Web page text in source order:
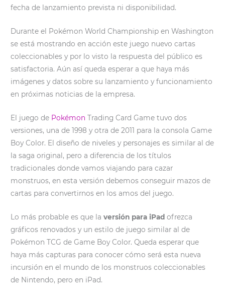
fecha de lanzamiento prevista ni disponibilidad.
Durante el Pokémon World Championship en Washington
se está mostrando en acción este juego nuevo cartas
coleccionables y por lo visto la respuesta del público es
satisfactoria. Aún así queda esperar a que haya más
imágenes y datos sobre su lanzamiento y funcionamiento
en próximas noticias de la empresa.
El juego de Pokémon Trading Card Game tuvo dos
versiones, una de 1998 y otra de 2011 para la consola Game
Boy Color. El diseño de niveles y personajes es similar al de
la saga original, pero a diferencia de los títulos
tradicionales donde vamos viajando para cazar
monstruos, en esta versión debemos conseguir mazos de
cartas para convertirnos en los amos del juego.
Lo más probable es que laversión para iPad ofrezca
gráficos renovados y un estilo de juego similar al de
Pokémon TCG de Game Boy Color. Queda esperar que
haya más capturas para conocer cómo será esta nueva
incursión en el mundo de los monstruos coleccionables
de Nintendo, pero en iPad.